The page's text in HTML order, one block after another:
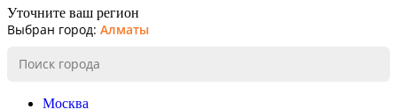
Уточните ваш регион
Выбран город: Алматы
Москва